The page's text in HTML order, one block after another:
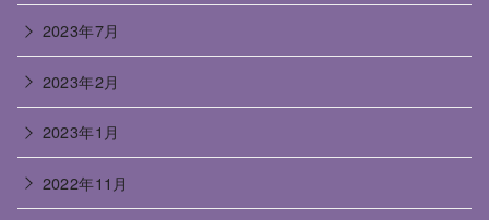
2023年7月
2023年2月
2023年1月
2022年11月